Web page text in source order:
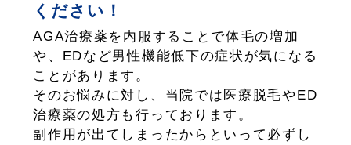
ください！
AGA治療薬を内服することで体毛の増加
や、EDなど男性機能低下の症状が気になる
ことがあります。
そのお悩みに対し、当院では医療脱毛やED
治療薬の処方も行っております。
副作用が出てしまったからといって必ずし